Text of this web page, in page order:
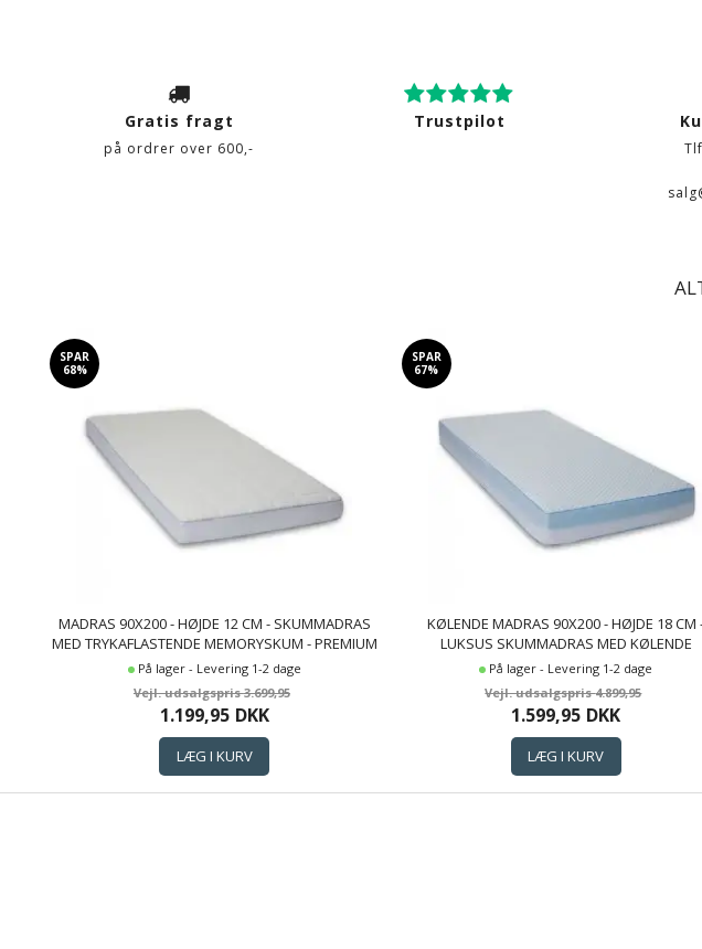
Gratis fragt
på ordrer over 600,-
Trustpilot
SPAR
68%
MADRAS 90X200 - HØJDE 12 CM - SKUMMADRAS
MED TRYKAFLASTENDE MEMORYSKUM - PREMIUM
BY BORG
På lager - Levering 1-2 dage
3.699,95
1.199,95 DKK
SPAR
67%
KØLENDE MADRAS 90X200 - HØJDE 18 CM
LUKSUS SKUMMADRAS MED KØLENDE
MEMORYSKUM - 7 ZONER - SLEEP TECH BY
På lager - Levering 1-2 dage
4.899,95
1.599,95 DKK